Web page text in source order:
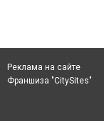
Реклама на сайте
Франшиза "CitySites"